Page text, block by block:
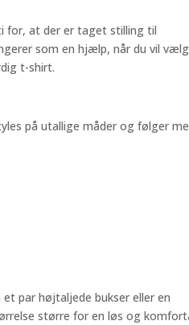
for, at der er taget stilling til
som en hjælp, når du vil
t-shirt.
på utallige måder og følger
par højtaljede bukser eller en
større for en løs og